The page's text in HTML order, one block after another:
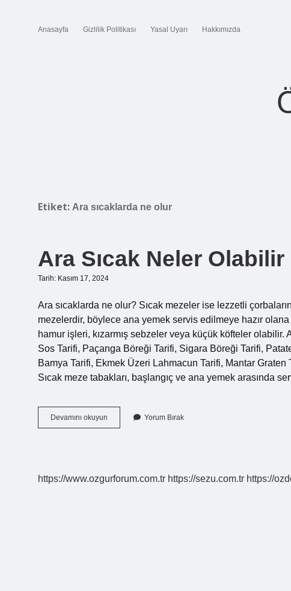
Anasayfa Gizlilik Politikası Yasal Uyarı Hakkımızda
Etiket: Ara sıcaklarda ne olur
Ara Sıcak Neler Olabilir
Tarih: Kasım 17, 2024
Ara sıcaklarda ne olur? Sıcak mezeler ise lezzetli
mezelerdir, böylece ana yemek servis edilmeye hazır
hamur işleri, kızarmış sebzeler veya küçük köfteler
Sos Tarifi, Paçanga Böreği Tarifi, Sigara Böreği Tarifi,
Bamya Tarifi, Ekmek Üzeri Lahmacun Tarifi, Mantar Graten
Sıcak meze tabakları, başlangıç ​​ve ana yemek arasında
Devamını okuyun
Sıcak
Yorum Bırak
https://www.ozgurforum.com.tr https://sezu.com.tr https://